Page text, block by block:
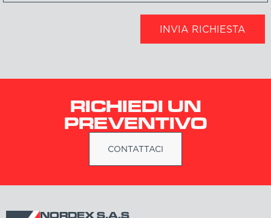
INVIA RICHIESTA
RICHIEDI UN
PREVENTIVO
CONTATTACI
NORDEX S.A.S